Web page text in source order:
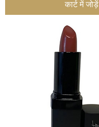
कार्ट में जोड़ें